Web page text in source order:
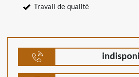
Travail de qualité